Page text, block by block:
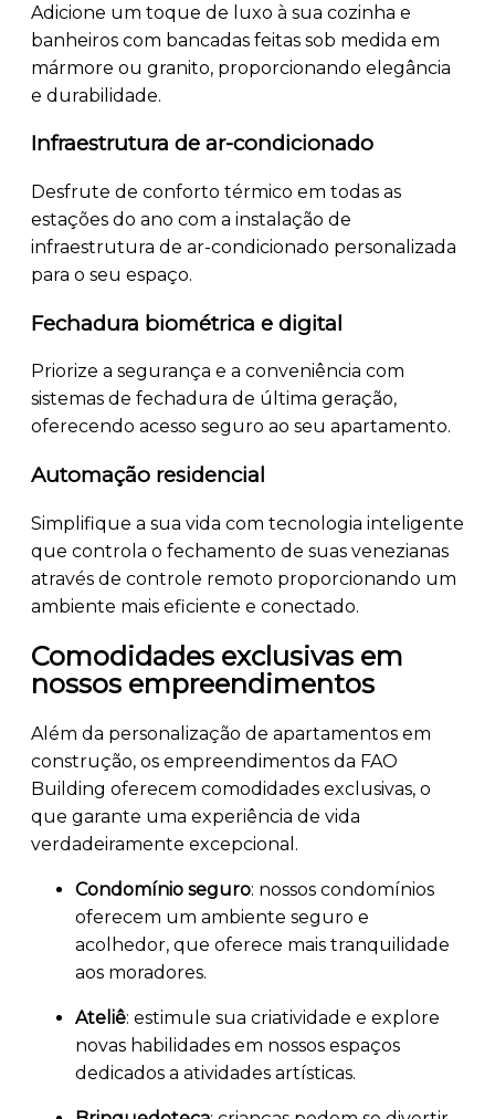
Adicione um toque de luxo à sua cozinha e
banheiros com bancadas feitas sob medida em
mármore ou granito, proporcionando elegância
e durabilidade.
Infraestrutura de ar-condicionado
Desfrute de conforto térmico em todas as
estações do ano com a instalação de
infraestrutura de ar-condicionado personalizada
para o seu espaço.
Fechadura biométrica e digital
Priorize a segurança e a conveniência com
sistemas de fechadura de última geração,
oferecendo acesso seguro ao seu apartamento.
Automação residencial
Simplifique a sua vida com tecnologia inteligente
que controla o fechamento de suas venezianas
através de controle remoto proporcionando um
ambiente mais eficiente e conectado.
Comodidades exclusivas em
nossos empreendimentos
Além da personalização de apartamentos em
construção, os empreendimentos da FAO
Building oferecem comodidades exclusivas, o
que garante uma experiência de vida
verdadeiramente excepcional.
Condomínio seguro: nossos condomínios
oferecem um ambiente seguro e
acolhedor, que oferece mais tranquilidade
aos moradores.
Ateliê: estimule sua criatividade e explore
novas habilidades em nossos espaços
dedicados a atividades artísticas.